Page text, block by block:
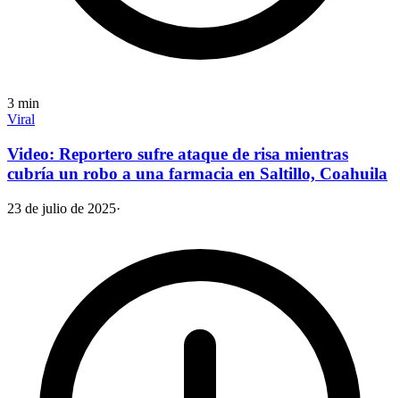
3 min
Viral
Video: Reportero sufre ataque de risa mientras
cubría un robo a una farmacia en Saltillo, Coahuila
23 de julio de 2025·